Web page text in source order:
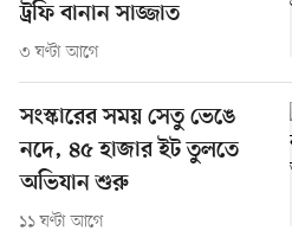
ট্রফি বানান সাজ্জাত
৩ ঘণ্টা আগে
সংস্কারের সময় সেতু ভেঙে
নদে, ৪৫ হাজার ইট তুলতে
অভিযান শুরু
১১ ঘণ্টা আগে